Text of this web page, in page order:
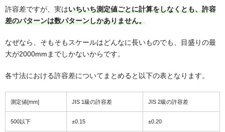
許容差ですが、実はいちいち測定値ごとに計算をしなくとも、許容
差のパターンは数パターンしかありません。
なぜなら、そもそもスケールはどんなに長いものでも、目盛りの最
大が2000mmまでしかないからです。
各寸法における許容差についてまとめると以下の表となります。
測定値[mm] JIS 1級の許容差 JIS 2級の許容差
500以下 ±0.15 ±0.20